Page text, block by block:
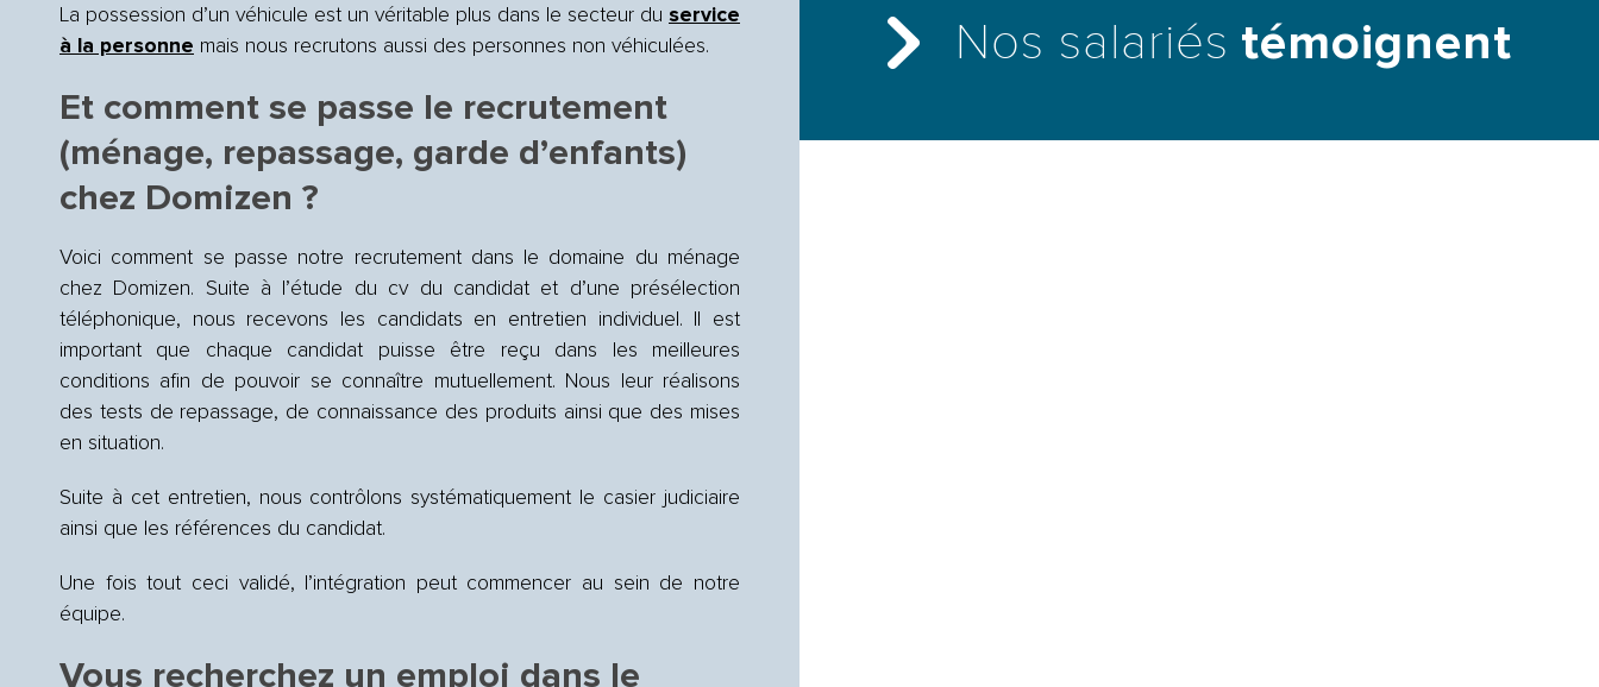
La possession d’un véhicule est un véritable plus dans le secteur du service
à la personne mais nous recrutons aussi des personnes non véhiculées.
Et comment se passe le recrutement
(ménage, repassage, garde d’enfants)
chez Domizen ?
Voici comment se passe notre recrutement dans le domaine du ménage
chez Domizen. Suite à l’étude du cv du candidat et d’une présélection
téléphonique, nous recevons les candidats en entretien individuel. Il est
important que chaque candidat puisse être reçu dans les meilleures
conditions afin de pouvoir se connaître mutuellement. Nous leur réalisons
des tests de repassage, de connaissance des produits ainsi que des mises
en situation.
Suite à cet entretien, nous contrôlons systématiquement le casier judiciaire
ainsi que les références du candidat.
Une fois tout ceci validé, l’intégration peut commencer au sein de notre
équipe.
Vous recherchez un emploi dans le
Nos salariés témoignent